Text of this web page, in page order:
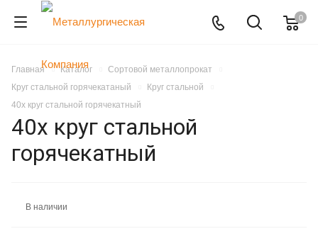
0
Главная Каталог
Сортовой металлопрокат
Круг стальной горячекатаный
Круг стальной
40х круг стальной горячекатный
40х круг стальной
горячекатный
В наличии